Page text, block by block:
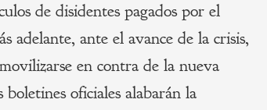
de disidentes pagados por el
adelante, ante el avance de la crisis,
en contra de la nueva
oficiales alabarán la